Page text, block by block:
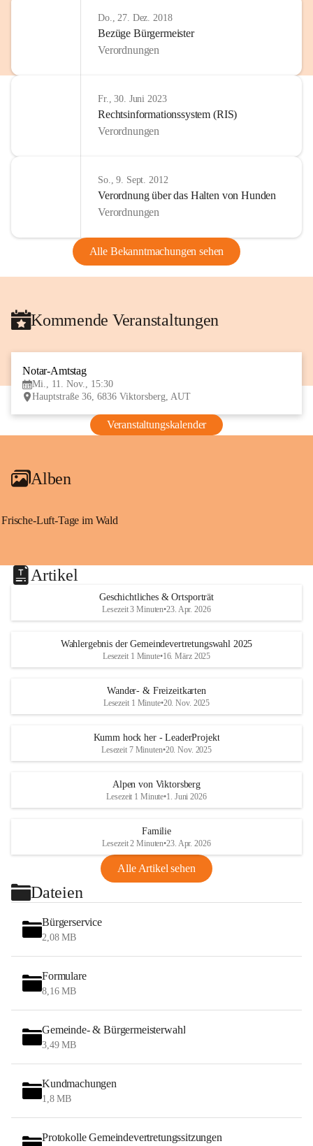
Do., 27. Dez. 2018
Bezüge Bürgermeister
Verordnungen
Fr., 30. Juni 2023
Rechtsinformationssystem (RIS)
Verordnungen
So., 9. Sept. 2012
Verordnung über das Halten von Hunden
Verordnungen
Alle Bekanntmachungen sehen
Kommende Veranstaltungen
Notar-Amtstag
Mi., 11. Nov., 15:30
Hauptstraße 36, 6836 Viktorsberg, AUT
Veranstaltungskalender
Alben
Frische-Luft-Tage im Wald
Artikel
Geschichtliches & Ortsporträt
Lesezeit 3 Minuten•23. Apr. 2026
Wahlergebnis der Gemeindevertretungswahl 2025
Lesezeit 1 Minute•16. März 2025
Wander- & Freizeitkarten
Lesezeit 1 Minute•20. Nov. 2025
Kumm hock her - LeaderProjekt
Lesezeit 7 Minuten•20. Nov. 2025
Alpen von Viktorsberg
Lesezeit 1 Minute•1. Juni 2026
Familie
Lesezeit 2 Minuten•23. Apr. 2026
Alle Artikel sehen
Dateien
Bürgerservice
2,08 MB
Formulare
8,16 MB
Gemeinde- & Bürgermeisterwahl
3,49 MB
Kundmachungen
1,8 MB
Protokolle Gemeindevertretungssitzungen